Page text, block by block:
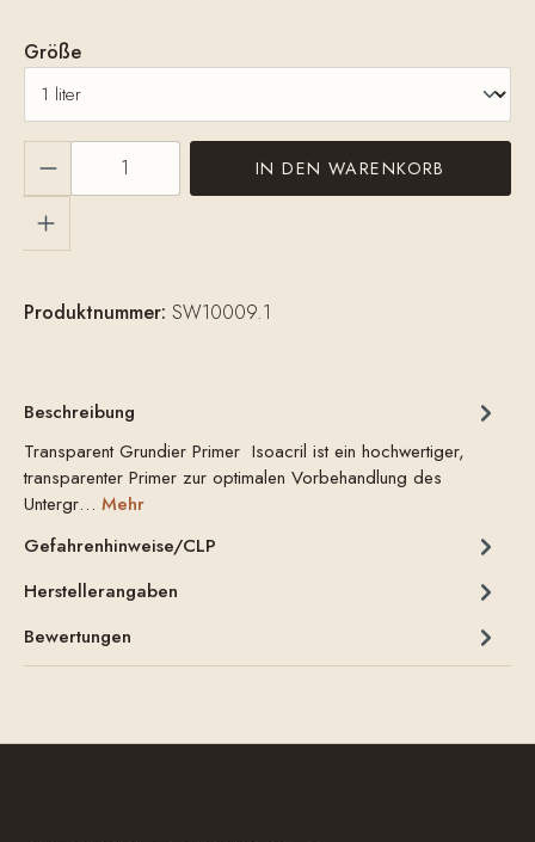
Größeauswählen
Produkt Anzahl: Gib den gewünschten Wert
IN DEN WARENKORB
Produktnummer: SW10009.1
Beschreibung
Transparent Grundier Primer Isoacril ist ein hochwertiger,
transparenter Primer zur optimalen Vorbehandlung des
Untergr… Mehr
Gefahrenhinweise/CLP
Herstellerangaben
Bewertungen